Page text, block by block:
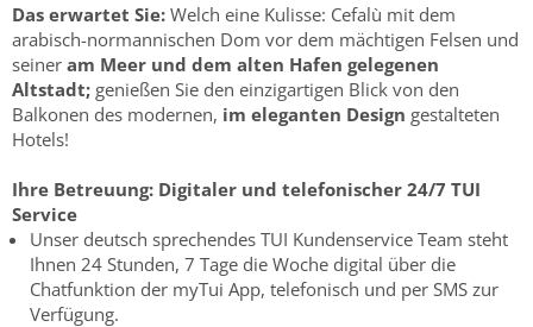
Das erwartet Sie: Welch eine Kulisse: Cefalù mit dem
arabisch-normannischen Dom vor dem mächtigen Felsen und
seiner am Meer und dem alten Hafen gelegenen
Altstadt; genießen Sie den einzigartigen Blick von den
Balkonen des modernen, im eleganten Design gestalteten
Hotels!
Ihre Betreuung: Digitaler und telefonischer 24/7 TUI
Service
Unser deutsch sprechendes TUI Kundenservice Team steht
Ihnen 24 Stunden, 7 Tage die Woche digital über die
Chatfunktion der myTui App, telefonisch und per SMS zur
Verfügung.